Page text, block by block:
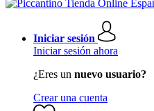
Iniciar sesión
Iniciar sesión ahora
¿Eres un nuevo usuario?
Crear una cuenta